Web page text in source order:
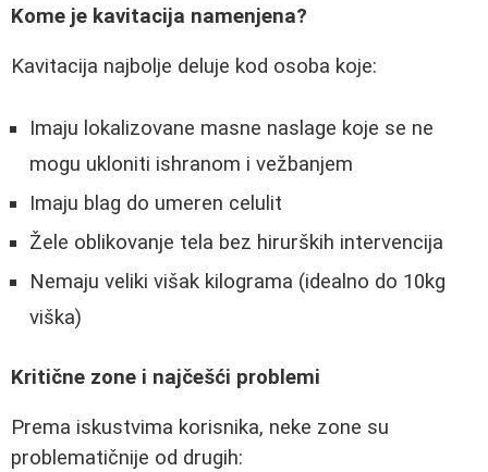
Kome je kavitacija namenjena?
Kavitacija najbolje deluje kod osoba koje:
Imaju lokalizovane masne naslage koje se ne
mogu ukloniti ishranom i vežbanjem
Imaju blag do umeren celulit
Žele oblikovanje tela bez hirurških intervencija
Nemaju veliki višak kilograma (idealno do 10kg
viška)
Kritične zone i najčešći problemi
Prema iskustvima korisnika, neke zone su
problematičnije od drugih: